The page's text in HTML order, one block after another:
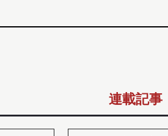
連載記事